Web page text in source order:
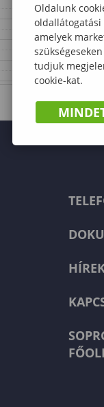
Oldalunk
oldallátogatási
amelyek
tudjuk
cookie-kat.